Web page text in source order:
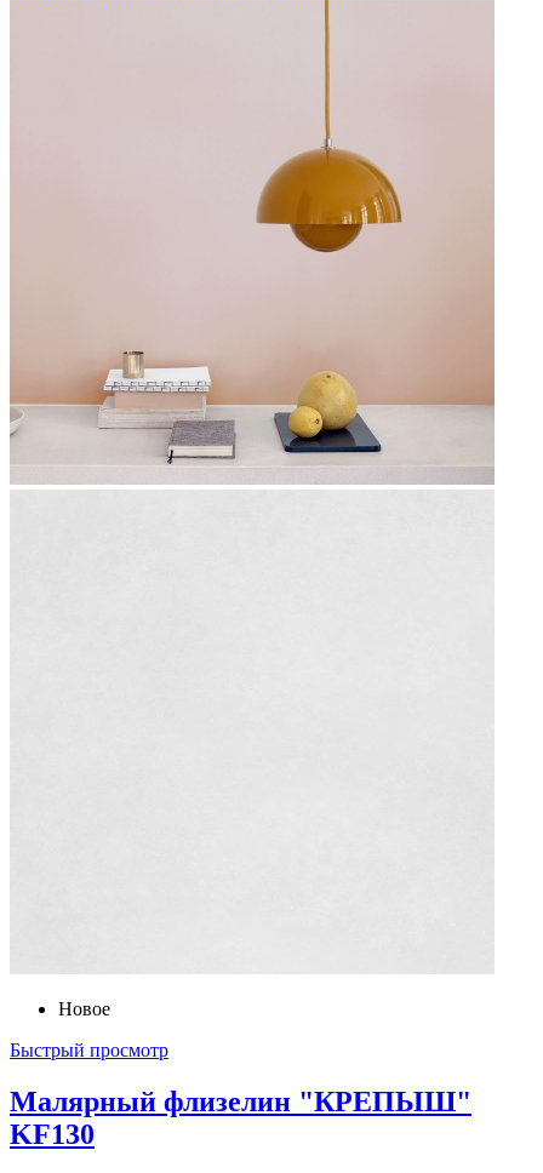
Новое
Быстрый просмотр
Малярный флизелин "КРЕПЫШ"
KF130